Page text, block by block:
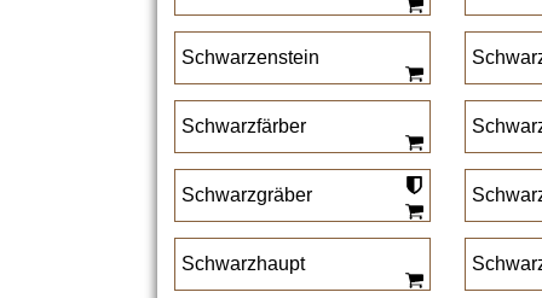
Schwarzenstein
Schwarzfärber
Schwarzgräber
Schwarzhaupt